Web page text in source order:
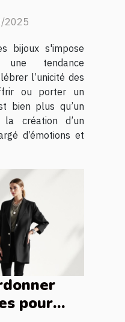
2025
bijoux s'impose
une tendance
l’unicité des
ou porter un
bien plus qu’un
création d’un
d’émotions et
pour